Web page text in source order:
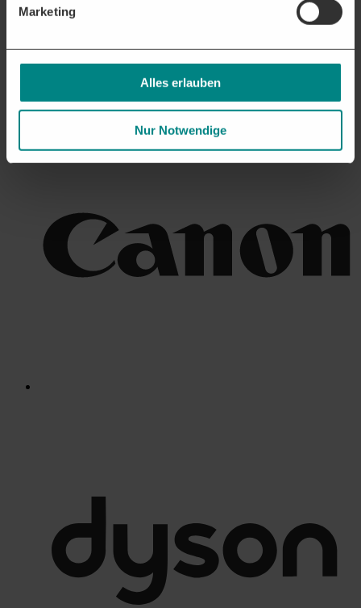
Marketing
Alles erlauben
Nur Notwendige